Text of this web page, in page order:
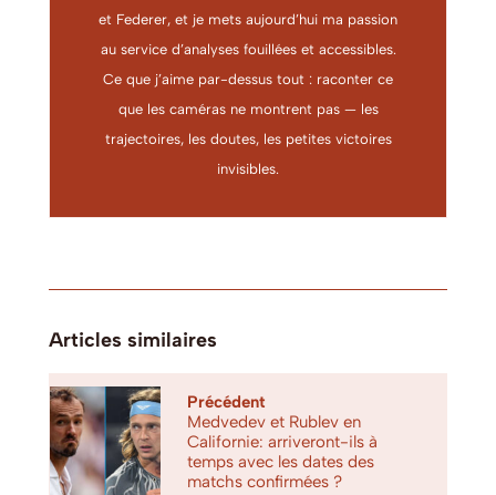
et Federer, et je mets aujourd’hui ma passion
au service d’analyses fouillées et accessibles.
Ce que j’aime par-dessus tout : raconter ce
que les caméras ne montrent pas — les
trajectoires, les doutes, les petites victoires
invisibles.
Articles similaires
Précédent
Medvedev et Rublev en
Californie: arriveront-ils à
temps avec les dates des
matchs confirmées ?